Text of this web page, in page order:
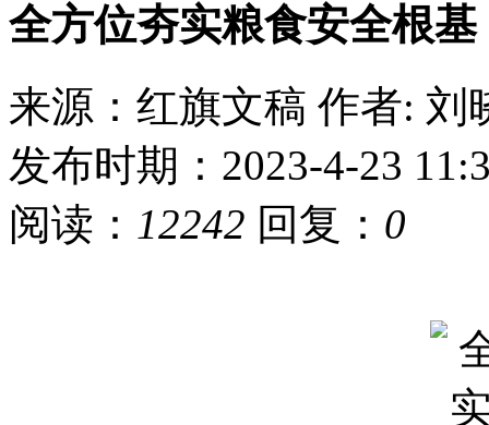
全方位夯实粮食安全根基
来源：红旗文稿 作者: 刘
发布时期：2023-4-23
阅读： 12242 回复： 0